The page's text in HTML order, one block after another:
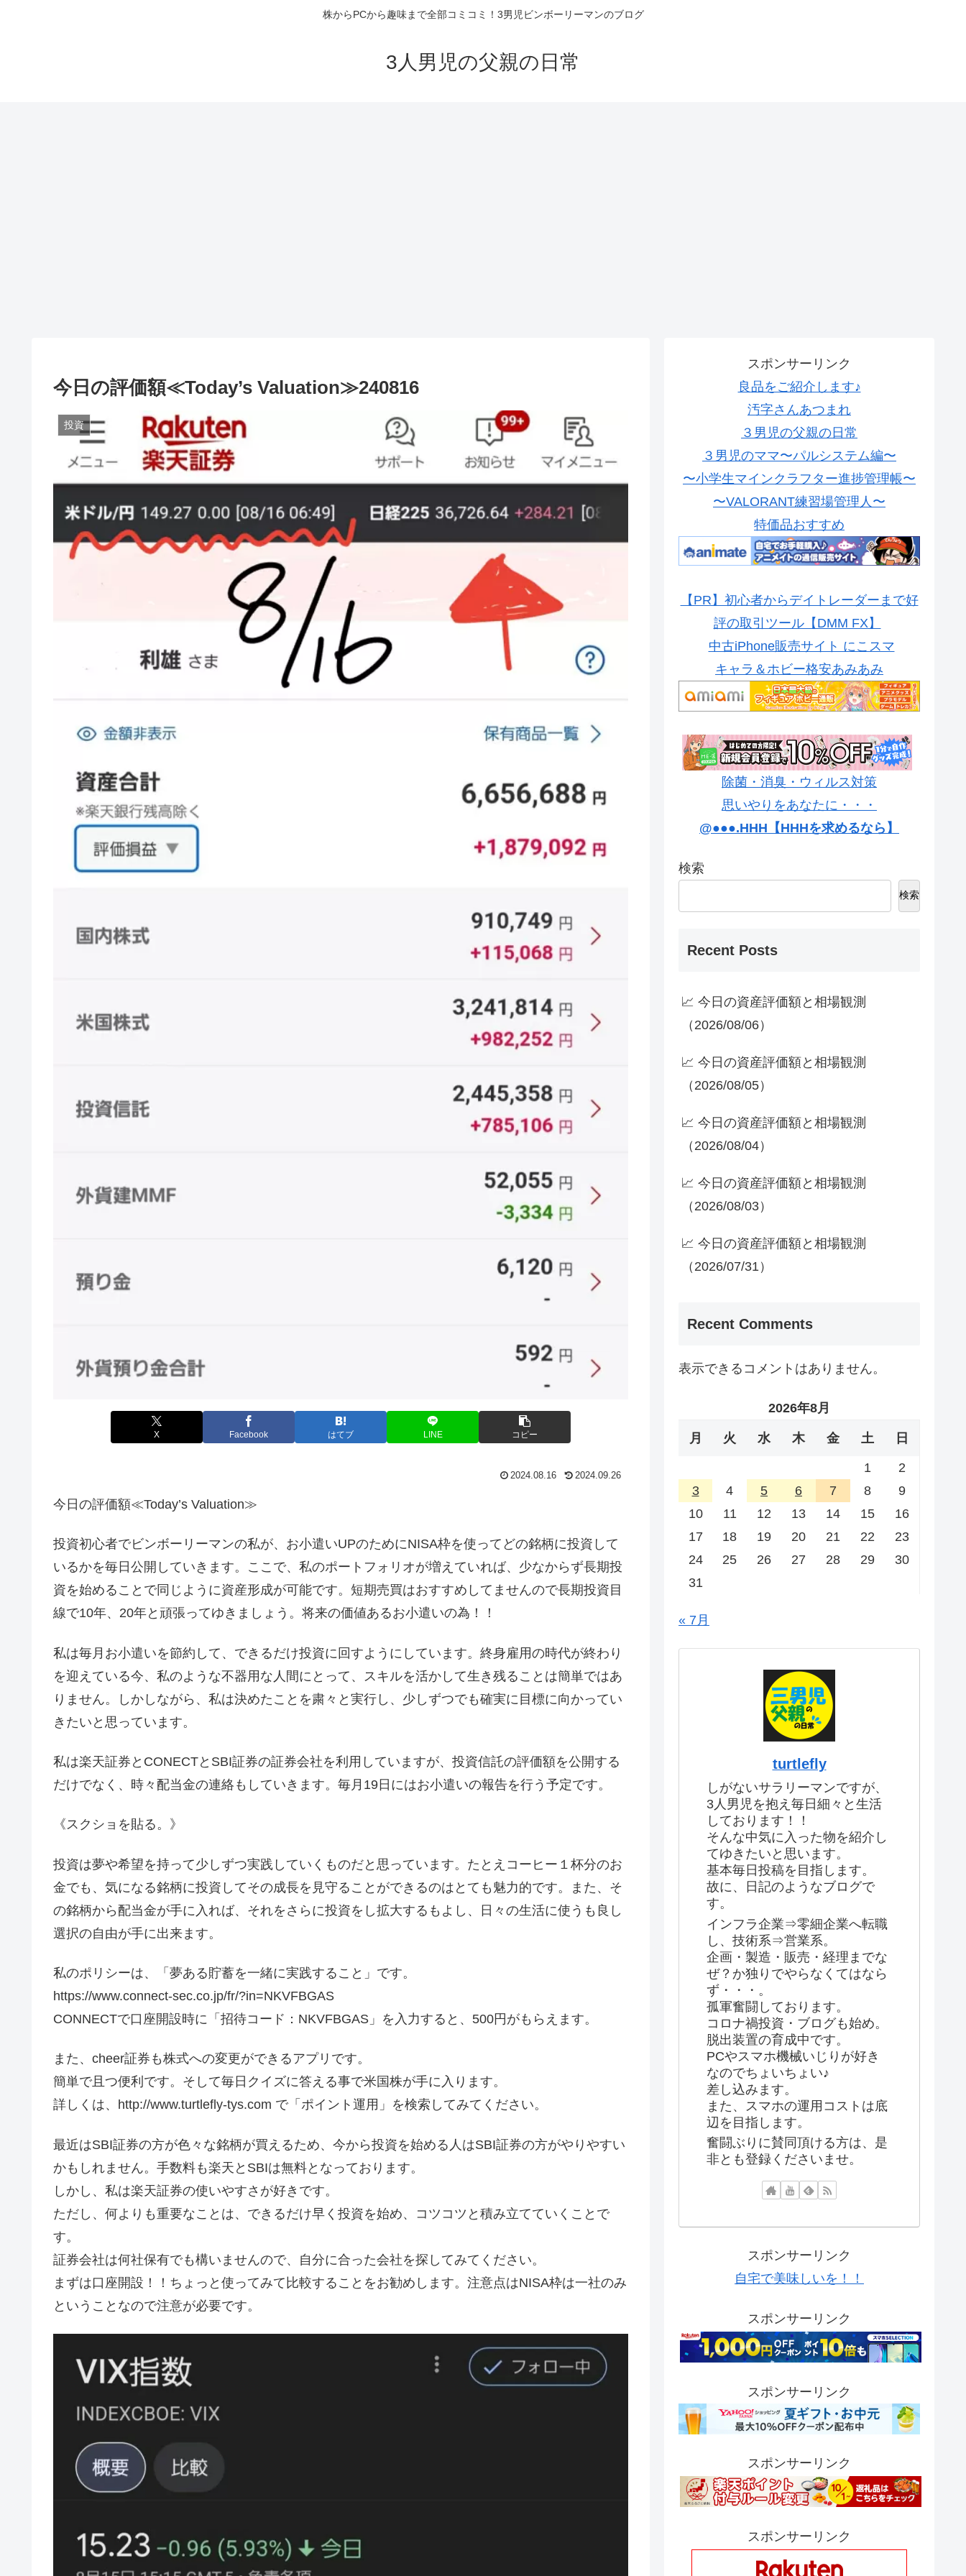
株からPCから趣味まで全部コミコミ！3男児ビンボーリーマンのブログ
3人男児の父親の日常
今日の評価額≪Today’s Valuation≫240816
投資
X Facebook はてブ LINE コピー
2024.08.16 2024.09.26
今日の評価額≪Today’s Valuation≫
投資初心者でビンボーリーマンの私が、お小遣いUPのためにNISA枠を使ってどの銘柄に投資して
いるかを毎日公開していきます。ここで、私のポートフォリオが増えていれば、少なからず長期投
資を始めることで同じように資産形成が可能です。短期売買はおすすめしてませんので長期投資目
線で10年、20年と頑張ってゆきましょう。将来の価値あるお小遣いの為！！
私は毎月お小遣いを節約して、できるだけ投資に回すようにしています。終身雇用の時代が終わり
を迎えている今、私のような不器用な人間にとって、スキルを活かして生き残ることは簡単ではあ
りません。しかしながら、私は決めたことを粛々と実行し、少しずつでも確実に目標に向かってい
きたいと思っています。
私は楽天証券とCONECTとSBI証券の証券会社を利用していますが、投資信託の評価額を公開する
だけでなく、時々配当金の連絡もしていきます。毎月19日にはお小遣いの報告を行う予定です。
《スクショを貼る。》
投資は夢や希望を持って少しずつ実践していくものだと思っています。たとえコーヒー１杯分のお
金でも、気になる銘柄に投資してその成長を見守ることができるのはとても魅力的です。また、そ
の銘柄から配当金が手に入れば、それをさらに投資をし拡大するもよし、日々の生活に使うも良し
選択の自由が手に出来ます。
私のポリシーは、「夢ある貯蓄を一緒に実践すること」です。
https://www.connect-sec.co.jp/fr/?in=NKVFBGAS
CONNECTで口座開設時に「招待コード：NKVFBGAS」を入力すると、500円がもらえます。
また、cheer証券も株式への変更ができるアプリです。
簡単で且つ便利です。そして毎日クイズに答える事で米国株が手に入ります。
詳しくは、http://www.turtlefly-tys.com で「ポイント運用」を検索してみてください。
最近はSBI証券の方が色々な銘柄が買えるため、今から投資を始める人はSBI証券の方がやりやすい
かもしれません。手数料も楽天とSBIは無料となっております。
しかし、私は楽天証券の使いやすさが好きです。
ただし、何よりも重要なことは、できるだけ早く投資を始め、コツコツと積み立てていくことで
す。
証券会社は何社保有でも構いませんので、自分に合った会社を探してみてください。
まずは口座開設！！ちょっと使ってみて比較することをお勧めします。注意点はNISA枠は一社のみ
ということなので注意が必要です。
スポンサーリンク
良品をご紹介します♪
汚字さんあつまれ
３男児の父親の日常
３男児のママ〜パルシステム編〜
〜小学生マインクラフター進捗管理帳〜
〜VALORANT練習場管理人〜
特価品おすすめ
【PR】初心者からデイトレーダーまで好
評の取引ツール【DMM FX】
中古iPhone販売サイト にこスマ
キャラ＆ホビー格安あみあみ
除菌・消臭・ウィルス対策
思いやりをあなたに・・・
@●●●.HHH【HHHを求めるなら】
検索
検索
Recent Posts
📈 今日の資産評価額と相場観測
（2026/08/06）
📈 今日の資産評価額と相場観測
（2026/08/05）
📈 今日の資産評価額と相場観測
（2026/08/04）
📈 今日の資産評価額と相場観測
（2026/08/03）
📈 今日の資産評価額と相場観測
（2026/07/31）
Recent Comments
表示できるコメントはありません。
2026年8月
月 火 水 木 金 土 日
1
2
3
4 5 6 7 8
9
10
11 12 13 14 15
16
17
18 19 20 21 22
23
24
25 26 27 28 29
30
31
« 7月
turtlefly
しがないサラリーマンですが、
3人男児を抱え毎日細々と生活
しております！！
そんな中気に入った物を紹介し
てゆきたいと思います。
基本毎日投稿を目指します。
故に、日記のようなブログで
す。
インフラ企業⇒零細企業へ転職
し、技術系⇒営業系。
企画・製造・販売・経理までな
ぜ？か独りでやらなくてはなら
ず・・・。
孤軍奮闘しております。
コロナ禍投資・ブログも始め。
脱出装置の育成中です。
PCやスマホ機械いじりが好き
なのでちょいちょい♪
差し込みます。
また、スマホの運用コストは底
辺を目指します。
奮闘ぶりに賛同頂ける方は、是
非とも登録くださいませ。
スポンサーリンク
自宅で美味しいを！！
スポンサーリンク
スポンサーリンク
スポンサーリンク
スポンサーリンク